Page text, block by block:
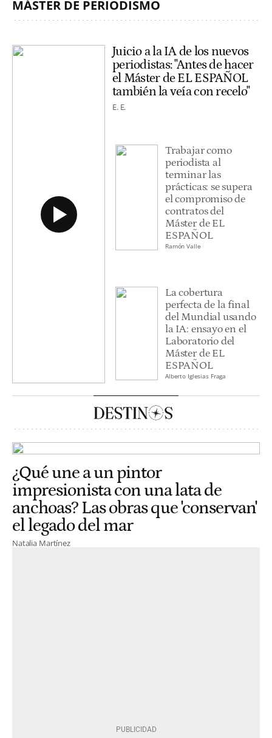
MÁSTER DE PERIODISMO
Juicio a la IA de los nuevos
periodistas: "Antes de hacer
el Máster de EL ESPAÑOL
también la veía con recelo"
E. E.
Trabajar como
periodista al
terminar las
prácticas: se supera
el compromiso de
contratos del
Máster de EL
ESPAÑOL
Ramón Valle
La cobertura
perfecta de la final
del Mundial usando
la IA: ensayo en el
Laboratorio del
Máster de EL
ESPAÑOL
Alberto Iglesias Fraga
¿Qué une a un pintor
impresionista con una lata de
anchoas? Las obras que 'conservan'
el legado del mar
Natalia Martínez